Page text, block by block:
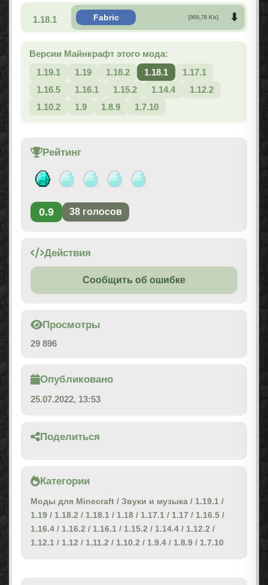
1.18.1 Fabric [900,78 Kb]
Версии Майнкрафт этого мода:
1.19.1
1.19 1.18.2 1.18.1
1.17.1
1.16.5
1.16.1 1.15.2 1.14.4
1.12.2
1.10.2
1.9 1.8.9 1.7.10
Рейтинг
0.9 38 голосов
Действия
Сообщить об ошибке
Просмотры
29 896
Опубликовано
25.07.2022, 13:53
Поделиться
Категории
Моды для Minecraft / Звуки и музыка / 1.19.1 /
1.19 / 1.18.2 / 1.18.1 / 1.18 / 1.17.1 / 1.17 / 1.16.5 /
1.16.4 / 1.16.2 / 1.16.1 / 1.15.2 / 1.14.4 / 1.12.2 /
1.12.1 / 1.12 / 1.11.2 / 1.10.2 / 1.9.4 / 1.8.9 / 1.7.10